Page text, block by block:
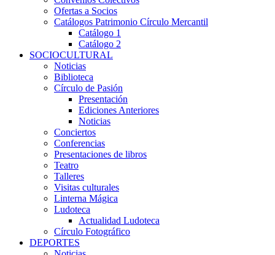
Ofertas a Socios
Catálogos Patrimonio Círculo Mercantil
Catálogo 1
Catálogo 2
SOCIOCULTURAL
Noticias
Biblioteca
Círculo de Pasión
Presentación
Ediciones Anteriores
Noticias
Conciertos
Conferencias
Presentaciones de libros
Teatro
Talleres
Visitas culturales
Linterna Mágica
Ludoteca
Actualidad Ludoteca
Círculo Fotográfico
DEPORTES